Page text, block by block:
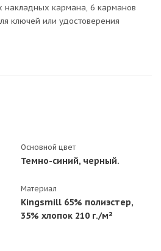
накладных кармана, 6 карманов
ключей или удостоверения
Основной цвет
Темно-синий, черный.
Материал
Kingsmill 65% полиэстер,
35% хлопок 210 г./м²